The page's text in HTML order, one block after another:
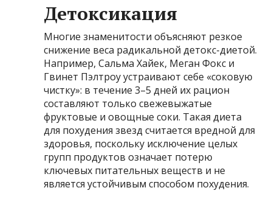
Детоксикация
Многие знаменитости объясняют резкое
снижение веса радикальной детокс-диетой.
Например, Сальма Хайек, Меган Фокс и
Гвинет Пэлтроу устраивают себе «соковую
чистку»: в течение 3–5 дней их рацион
составляют только свежевыжатые
фруктовые и овощные соки. Такая диета
для похудения звезд считается вредной для
здоровья, поскольку исключение целых
групп продуктов означает потерю
ключевых питательных веществ и не
является устойчивым способом похудения.